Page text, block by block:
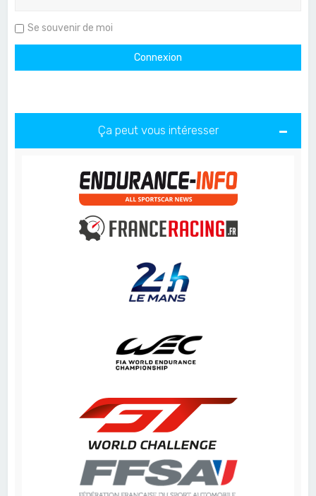
Se souvenir de moi
Ça peut vous intéresser